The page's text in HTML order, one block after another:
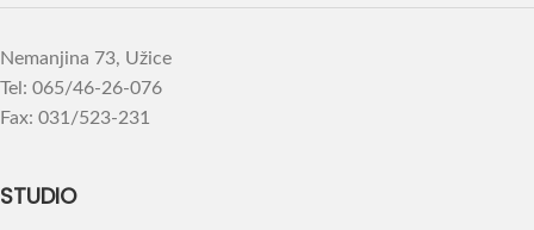
Nemanjina 73, Užice
Tel: 065/46-26-076
Fax: 031/523-231
STUDIO